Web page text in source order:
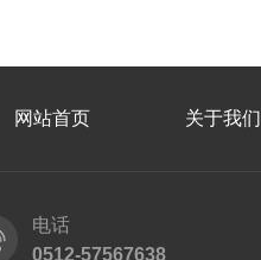
网站首页 关于我们
电话
0512-57567638